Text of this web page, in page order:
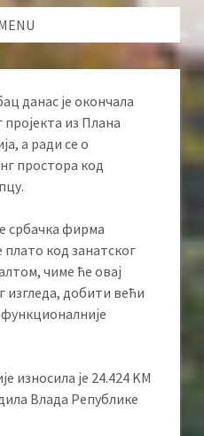
данас је окончала
пројекта из Плана
а ради се о
простора код
србачка фирма
плато код занатског
чиме ће овај
добити већи
функционалније
износила је 24.424 KМ
Влада Републике